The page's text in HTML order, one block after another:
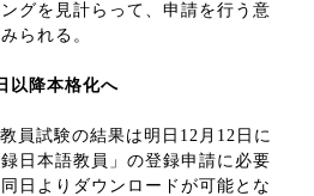
グを見計らって、申請を行う意
られる。
以降本格化へ
員試験の結果は明日 12 月 12 日に
日本語教員」の登録申請に必要
日よりダウンロードが可能とな